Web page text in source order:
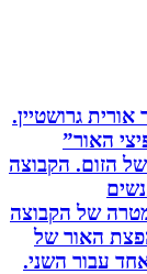
גרושטיין.
הקבוצה
הקבוצה
של
השני.